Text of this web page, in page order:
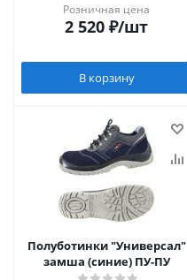
Розничная цена
2 520 ₽/шт
В корзину
Полуботинки "Универсал"
замша (синие) ПУ-ПУ